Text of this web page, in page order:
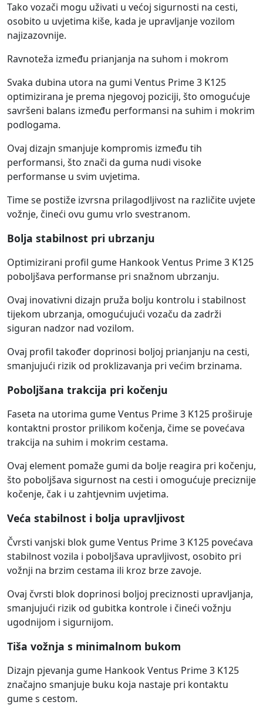
Tako vozači mogu uživati u većoj sigurnosti na cesti,
osobito u uvjetima kiše, kada je upravljanje vozilom
najizazovnije.
Ravnoteža između prianjanja na suhom i mokrom
Svaka dubina utora na gumi Ventus Prime 3 K125
optimizirana je prema njegovoj poziciji, što omogućuje
savršeni balans između performansi na suhim i mokrim
podlogama.
Ovaj dizajn smanjuje kompromis između tih
performansi, što znači da guma nudi visoke
performanse u svim uvjetima.
Time se postiže izvrsna prilagodljivost na različite uvjete
vožnje, čineći ovu gumu vrlo svestranom.
Bolja stabilnost pri ubrzanju
Optimizirani profil gume Hankook Ventus Prime 3 K125
poboljšava performanse pri snažnom ubrzanju.
Ovaj inovativni dizajn pruža bolju kontrolu i stabilnost
tijekom ubrzanja, omogućujući vozaču da zadrži
siguran nadzor nad vozilom.
Ovaj profil također doprinosi boljoj prianjanju na cesti,
smanjujući rizik od proklizavanja pri većim brzinama.
Poboljšana trakcija pri kočenju
Faseta na utorima gume Ventus Prime 3 K125 proširuje
kontaktni prostor prilikom kočenja, čime se povećava
trakcija na suhim i mokrim cestama.
Ovaj element pomaže gumi da bolje reagira pri kočenju,
što poboljšava sigurnost na cesti i omogućuje preciznije
kočenje, čak i u zahtjevnim uvjetima.
Veća stabilnost i bolja upravljivost
Čvrsti vanjski blok gume Ventus Prime 3 K125 povećava
stabilnost vozila i poboljšava upravljivost, osobito pri
vožnji na brzim cestama ili kroz brze zavoje.
Ovaj čvrsti blok doprinosi boljoj preciznosti upravljanja,
smanjujući rizik od gubitka kontrole i čineći vožnju
ugodnijom i sigurnijom.
Tiša vožnja s minimalnom bukom
Dizajn pjevanja gume Hankook Ventus Prime 3 K125
značajno smanjuje buku koja nastaje pri kontaktu
gume s cestom.